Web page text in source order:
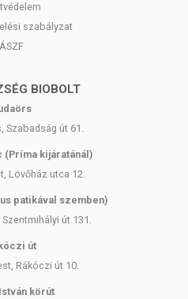
szabályzat
ÁSZF
BIOBOLT
Szabadság út 61.
(Príma kijáratánál)
Lövőház utca 12.
patikával szemben)
út 131.
út
Rákóczi út 10.
körút